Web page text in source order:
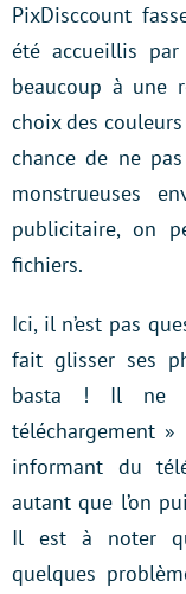
PixDisccount
été accueillis
beaucoup à une
choix des
chance de ne
monstrueuses
publicitaire, on
fichiers.
Ici, il n’est pas
fait glisser ses
basta ! Il ne
téléchargement
informant du
autant que l’on
Il est à noter
quelques